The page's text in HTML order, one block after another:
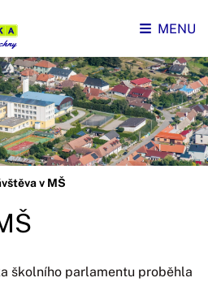
MENU
v MŠ
školního parlamentu proběhla